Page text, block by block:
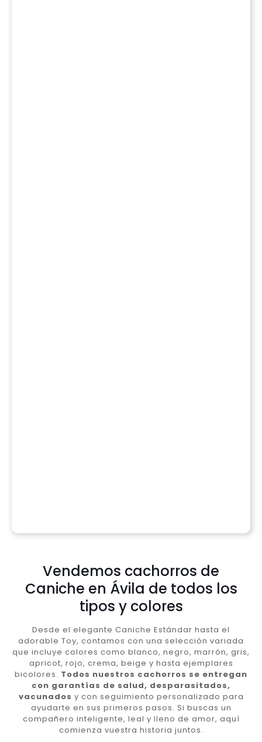
Vendemos cachorros de
Caniche en Ávila de todos los
tipos y colores
Desde el elegante Caniche Estándar hasta el
adorable Toy, contamos con una selección variada
que incluye colores como blanco, negro, marrón, gris,
apricot, rojo, crema, beige y hasta ejemplares
bicolores. Todos nuestros cachorros se entregan
con garantías de salud, desparasitados,
vacunados y con seguimiento personalizado para
ayudarte en sus primeros pasos. Si buscas un
compañero inteligente, leal y lleno de amor, aquí
comienza vuestra historia juntos.